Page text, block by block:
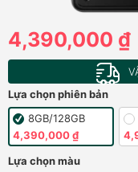
4,390,000 ₫
Lựa chọn phiên bản
8GB/128GB
4,390,000 ₫
Lựa chọn màu